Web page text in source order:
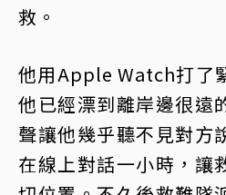
救。
他用Apple Watch打了
他已經漂到離岸邊很遠
聲讓他幾乎聽不見對方
在線上對話一小時，讓